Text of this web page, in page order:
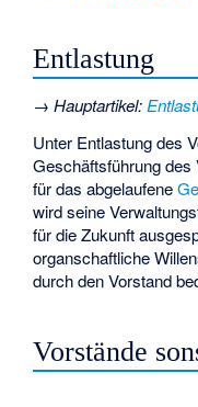
Entlastung
→Hauptartikel:
Unter Entlastung des
Geschäftsführung
für das abgelaufene
wird seine
für die Zukunft
organschaftliche
durch den Vorstand
Vorstände